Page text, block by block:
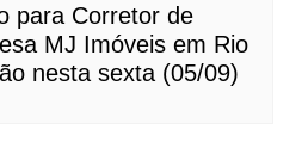
para Corretor de
MJ Imóveis em Rio
nesta sexta (05/09)